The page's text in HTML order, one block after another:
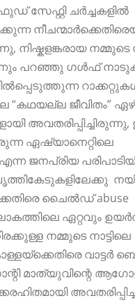
സേഫ്റ്റി ചർച്ചകളിൽ
നിഷ്കളങ്കരായ നമ്മുടെ
പറഞ്ഞു ഗൾഫ്
“കഥയല്ല ജീവിതം” ഏഴ്
അവതരിപ്പിച്ചിരുന്നു,
ഏഷ്യാനെറ്റിലെ
ജനപ്രിയ
ചൈൽഡ് abuse
ഏറ്റവും
നമ്മുടെ നാട്ടിലെ
വാട്ടർ
മാത്യുവിന്റെ